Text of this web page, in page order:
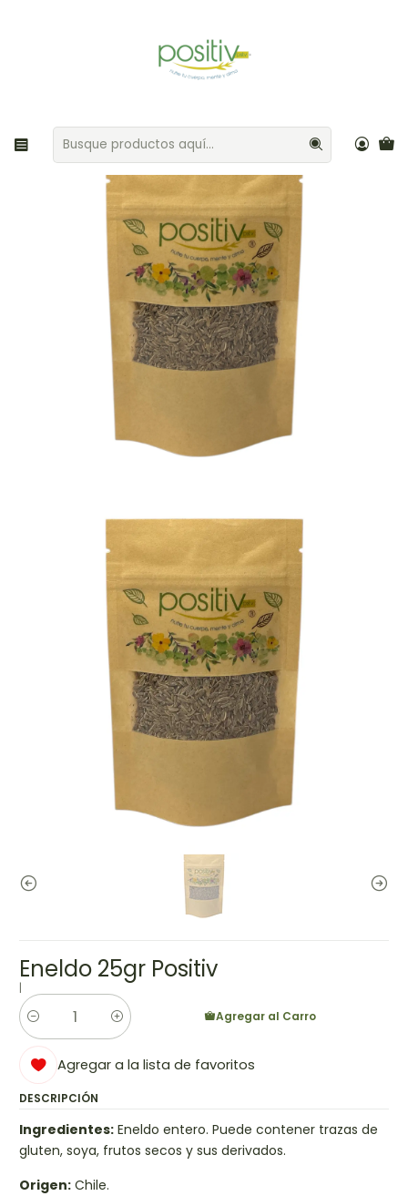
Aliños / Especias Eneldo 25gr Positiv
Eneldo 25gr Positiv
|
Cantidad
Agregar al Carro
Agregar a la lista de favoritos
DESCRIPCIÓN
Ingredientes: Eneldo entero. Puede contener trazas de
gluten, soya, frutos secos y sus derivados.
Origen: Chile.